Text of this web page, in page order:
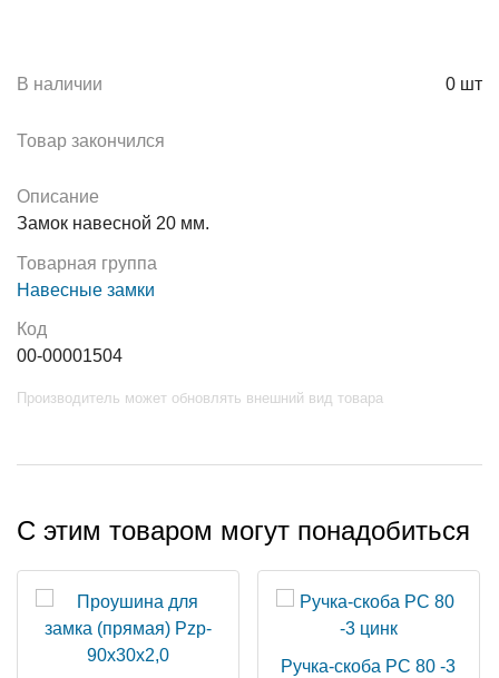
В наличии 0 шт
Товар закончился
Описание
Замок навесной 20 мм.
Товарная группа
Навесные замки
Код
00-00001504
Производитель может обновлять внешний вид товара
С этим товаром могут понадобиться
Ручка-скоба РС 80 -3